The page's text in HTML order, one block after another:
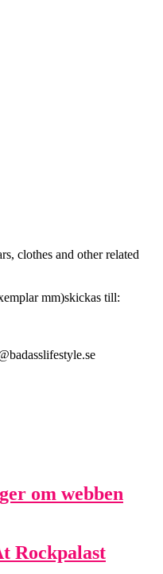
clothes and other related
mm)skickas till:
om webben
Rockpalast